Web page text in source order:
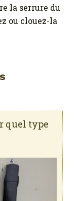
la serrure du
ou clouez-la
quel type